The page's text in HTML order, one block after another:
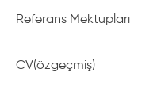
Referans Mektupları
CV(özgeçmiş)